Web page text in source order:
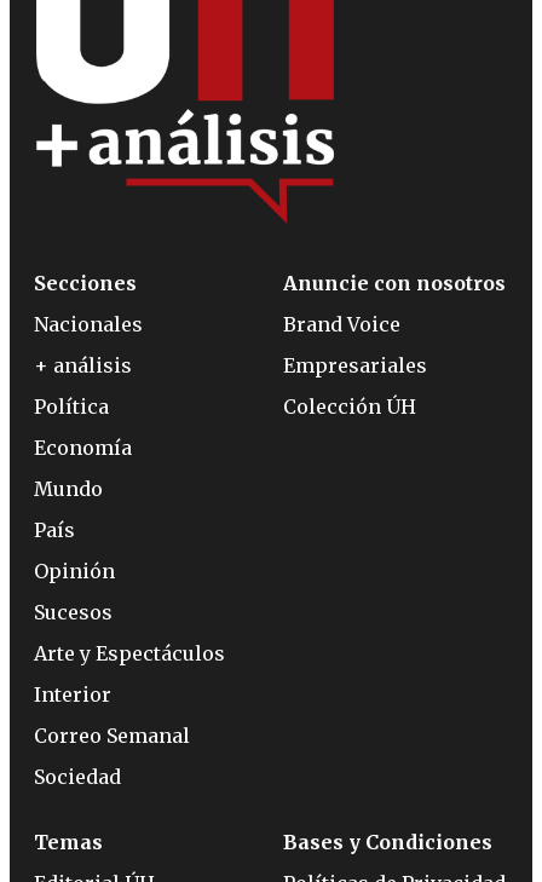
Secciones
Nacionales
+ análisis
Política
Economía
Mundo
País
Opinión
Sucesos
Arte y Espectáculos
Interior
Correo Semanal
Sociedad
Anuncie con nosotros
Brand Voice
Empresariales
Colección ÚH
Temas
Bases y Condiciones